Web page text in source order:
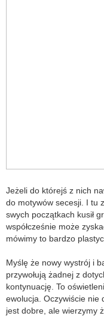
Jeżeli do którejś z nich
do motywów secesji. I tu
swych początkach kusił
współcześnie może
mówimy to bardzo
Myślę że nowy wystrój i
przywołują żadnej z
kontynuację. To
ewolucja. Oczywiście nie
jest dobre, ale wierzymy